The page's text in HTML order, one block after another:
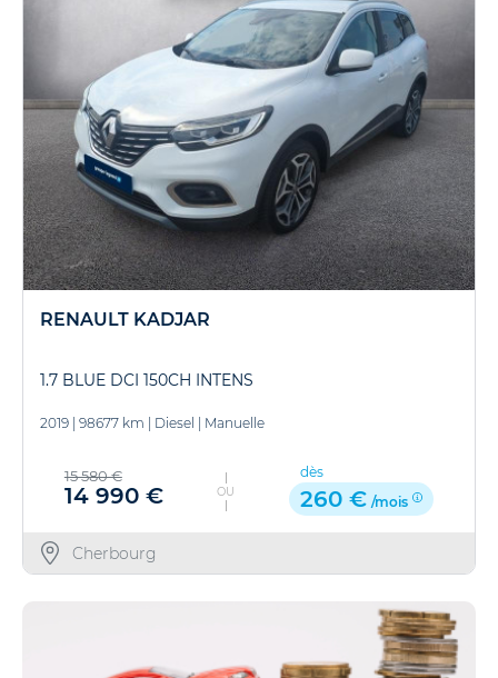
RENAULT KADJAR
1.7 BLUE DCI 150CH INTENS
2019 | 98677 km | Diesel | Manuelle
15 580 €
14 990 € OU
dès
260 € /mois
Cherbourg